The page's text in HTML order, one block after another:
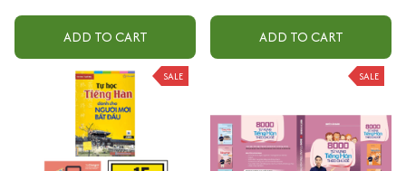
ADD TO CART ADD TO CART
SALE SALE